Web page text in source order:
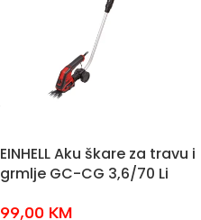
EINHELL Aku škare za travu i
grmlje GC-CG 3,6/70 Li
99,00 KM